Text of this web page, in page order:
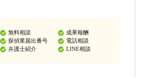
無料相談
探偵業届出番号
弁護士紹介
成果報酬
電話相談
LINE相談